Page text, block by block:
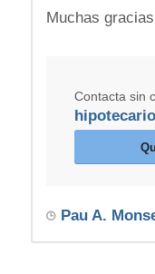
Muchas
Contacta sin
Pau A.